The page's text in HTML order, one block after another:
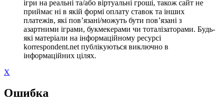
ігри на реальні та/або віртуальні гроші, також сайт не
приймає ні в якій формі оплату ставок та інших
платежів, які пов’язані/можуть бути пов’язані з
азартними іграми, букмекерами чи тоталізаторами. Будь-
які матеріали на інформаційному ресурсі
korrespondent.net публікуються виключно в
інформаційних цілях.
X
Ошибка